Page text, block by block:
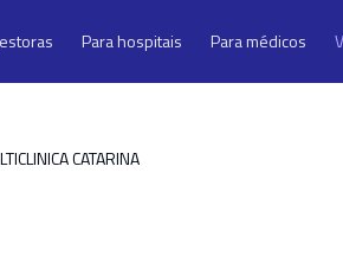
Para hospitais Para médicos
CATARINA